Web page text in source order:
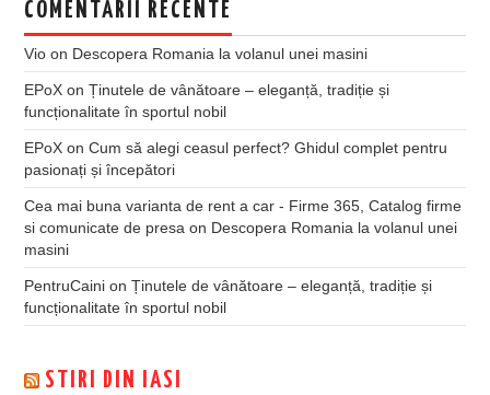
COMENTARII RECENTE
Vio on Descopera Romania la volanul unei masini
EPoX onȚinutele de vânătoare – eleganță, tradiție și
funcționalitate în sportul nobil
EPoX onCum să alegi ceasul perfect? Ghidul complet pentru
pasionați și începători
Cea mai buna varianta de rent a car - Firme 365, Catalog firme
si comunicate de presa on Descopera Romania la volanul unei
masini
PentruCaini onȚinutele de vânătoare – eleganță, tradiție și
funcționalitate în sportul nobil
STIRI DIN IASI